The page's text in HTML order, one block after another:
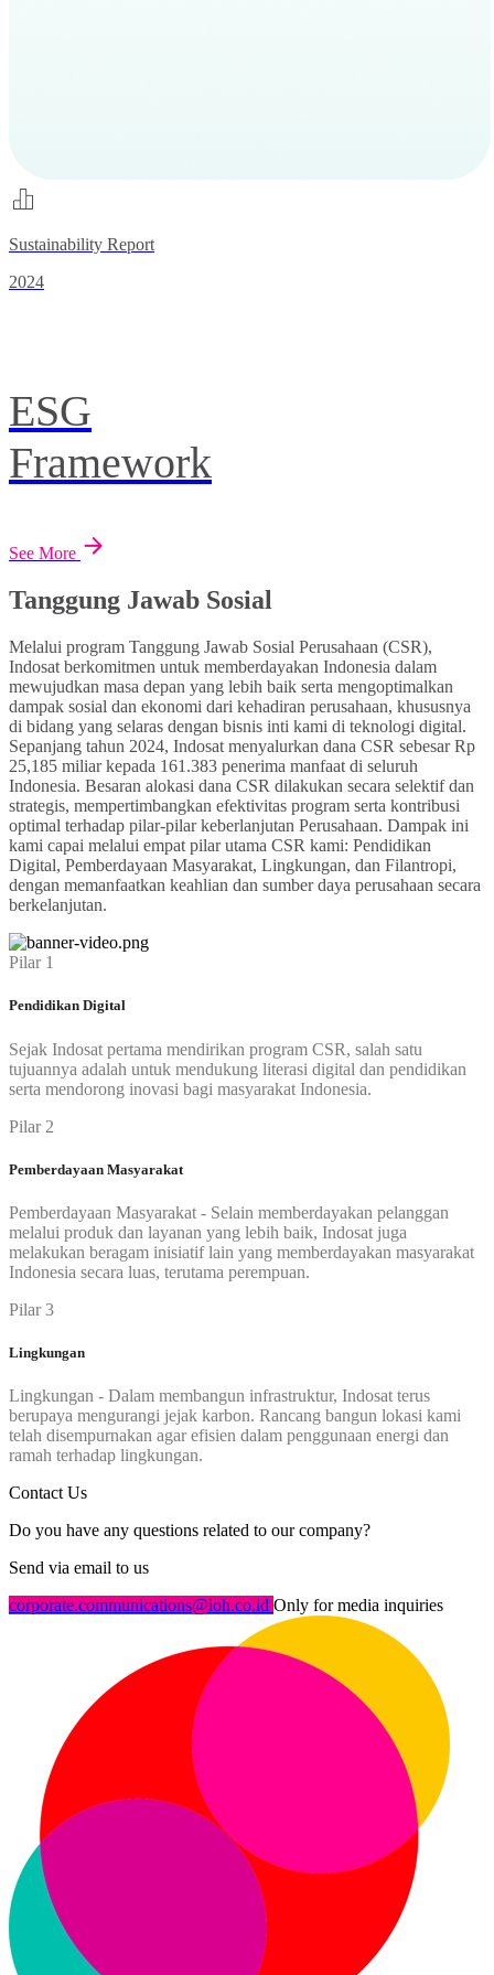
Sustainability Report
2024
ESG
Framework
See More
Tanggung Jawab Sosial
Melalui program Tanggung Jawab Sosial Perusahaan (CSR),
Indosat berkomitmen untuk memberdayakan Indonesia dalam
mewujudkan masa depan yang lebih baik serta mengoptimalkan
dampak sosial dan ekonomi dari kehadiran perusahaan, khususnya
di bidang yang selaras dengan bisnis inti kami di teknologi digital.
Sepanjang tahun 2024, Indosat menyalurkan dana CSR sebesar Rp
25,185 miliar kepada 161.383 penerima manfaat di seluruh
Indonesia. Besaran alokasi dana CSR dilakukan secara selektif dan
strategis, mempertimbangkan efektivitas program serta kontribusi
optimal terhadap pilar-pilar keberlanjutan Perusahaan. Dampak ini
kami capai melalui empat pilar utama CSR kami: Pendidikan
Digital, Pemberdayaan Masyarakat, Lingkungan, dan Filantropi,
dengan memanfaatkan keahlian dan sumber daya perusahaan secara
berkelanjutan.
Pilar 1
Pendidikan Digital
Sejak Indosat pertama mendirikan program CSR, salah satu
tujuannya adalah untuk mendukung literasi digital dan pendidikan
serta mendorong inovasi bagi masyarakat Indonesia.
Pilar 2
Pemberdayaan Masyarakat
Pemberdayaan Masyarakat - Selain memberdayakan pelanggan
melalui produk dan layanan yang lebih baik, Indosat juga
melakukan beragam inisiatif lain yang memberdayakan masyarakat
Indonesia secara luas, terutama perempuan.
Pilar 3
Lingkungan
Lingkungan - Dalam membangun infrastruktur, Indosat terus
berupaya mengurangi jejak karbon. Rancang bangun lokasi kami
telah disempurnakan agar efisien dalam penggunaan energi dan
ramah terhadap lingkungan.
Contact Us
Do you have any questions related to our company?
Send via email to us
corporate.communications@ioh.co.id Only for media inquiries